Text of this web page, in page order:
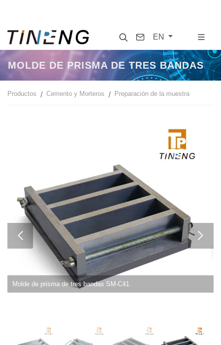
SearchContact
EN
MOLDE DE PRISMA DE TRES BANDAS
Productos Cemento y Morteros Preparación de la muestra
Molde de prisma de tres bandas SM-C41